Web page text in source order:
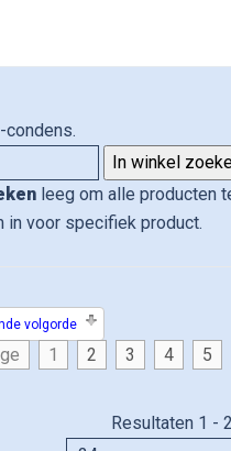
condens.
leeg om alle producten
in voor specifiek product.
volgorde
1 2 3 4 5
Resultaten 1 -